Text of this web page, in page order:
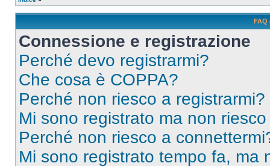
FAQ
Connessione e registrazione
Perché devo registrarmi?
Che cosa è COPPA?
Perché non riesco a registrarmi?
Mi sono registrato ma non
Perché non riesco a
Mi sono registrato tempo fa, ma